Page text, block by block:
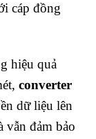
cáp đồng
hiệu quả
converter
dữ liệu lên
vẫn đảm bảo